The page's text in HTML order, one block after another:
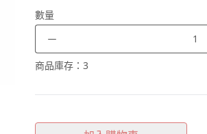
數量
－
商品庫存：3